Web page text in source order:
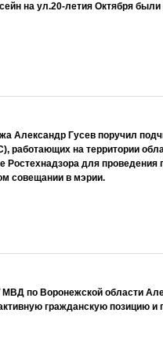
на ул.20-летия Октября
Александр Гусев поручил
работающих на территории
Ростехнадзора для
совещании в мэрии.
МВД по Воронежской области
гражданскую позицию и